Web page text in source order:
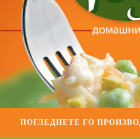
ПОГЛЕДНЕТЕ ГО